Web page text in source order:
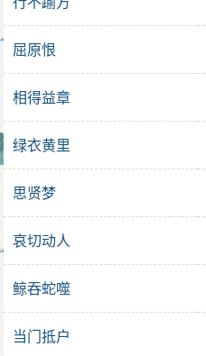
屈原恨
相得益章
绿衣黄里
思贤梦
哀切动人
鲸吞蛇噬
当门抵户